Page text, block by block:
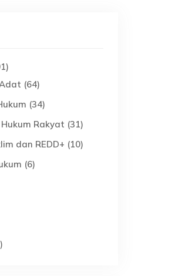
(64)
(34)
Rakyat (31)
dan REDD+ (10)
(6)